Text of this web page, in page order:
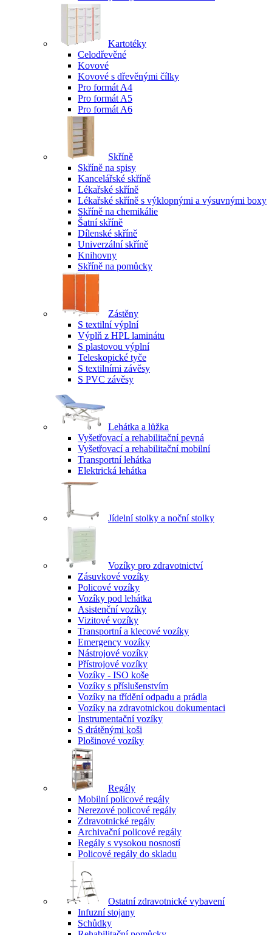
Kartotéky
Celodřevěné
Kovové
Kovové s dřevěnými čílky
Pro formát A4
Pro formát A5
Pro formát A6
Skříně
Skříně na spisy
Kancelářské skříně
Lékařské skříně
Lékařské skříně s výklopnými a výsuvnými boxy
Skříně na chemikálie
Šatní skříně
Dílenské skříně
Univerzální skříně
Knihovny
Skříně na pomůcky
Zástěny
S textilní výplní
Výplň z HPL laminátu
S plastovou výplní
Teleskopické tyče
S textilními závěsy
S PVC závěsy
Lehátka a lůžka
Vyšetřovací a rehabilitační pevná
Vyšetřovací a rehabilitační mobilní
Transportní lehátka
Elektrická lehátka
Jídelní stolky a noční stolky
Vozíky pro zdravotnictví
Zásuvkové vozíky
Policové vozíky
Vozíky pod lehátka
Asistenční vozíky
Vizitové vozíky
Transportní a klecové vozíky
Emergency vozíky
Nástrojové vozíky
Přístrojové vozíky
Vozíky - ISO koše
Vozíky s příslušenstvím
Vozíky na třídění odpadu a prádla
Vozíky na zdravotnickou dokumentaci
Instrumentační vozíky
S drátěnými koši
Plošinové vozíky
Regály
Mobilní policové regály
Nerezové policové regály
Zdravotnické regály
Archivační policové regály
Regály s vysokou nosností
Policové regály do skladu
Ostatní zdravotnické vybavení
Infuzní stojany
Schůdky